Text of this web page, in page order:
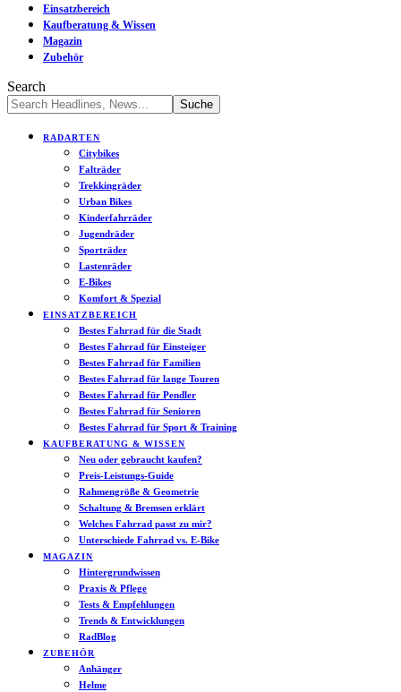
Einsatzbereich
Kaufberatung & Wissen
Magazin
Zubehör
Search
RADARTEN
Citybikes
Falträder
Trekkingräder
Urban Bikes
Kinderfahrräder
Jugendräder
Sporträder
Lastenräder
E-Bikes
Komfort & Spezial
EINSATZBEREICH
Bestes Fahrrad für die Stadt
Bestes Fahrrad für Einsteiger
Bestes Fahrrad für Familien
Bestes Fahrrad für lange Touren
Bestes Fahrrad für Pendler
Bestes Fahrrad für Senioren
Bestes Fahrrad für Sport & Training
KAUFBERATUNG & WISSEN
Neu oder gebraucht kaufen?
Preis-Leistungs-Guide
Rahmengröße & Geometrie
Schaltung & Bremsen erklärt
Welches Fahrrad passt zu mir?
Unterschiede Fahrrad vs. E-Bike
MAGAZIN
Hintergrundwissen
Praxis & Pflege
Tests & Empfehlungen
Trends & Entwicklungen
RadBlog
ZUBEHÖR
Anhänger
Helme